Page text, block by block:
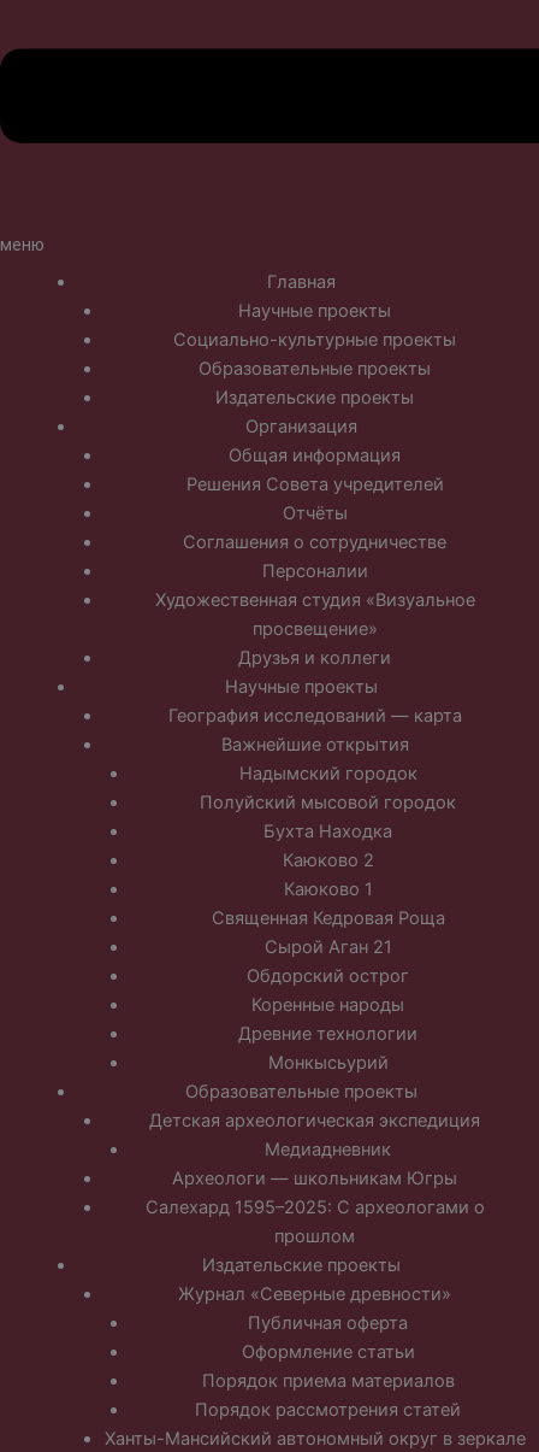
меню
Главная
Научные проекты
Социально-культурные проекты
Образовательные проекты
Издательские проекты
Организация
Общая информация
Решения Совета учредителей
Отчёты
Соглашения о сотрудничестве
Персоналии
Художественная студия «Визуальное
просвещение»
Друзья и коллеги
Научные проекты
География исследований — карта
Важнейшие открытия
Надымский городок
Полуйский мысовой городок
Бухта Находка
Каюково 2
Каюково 1
Священная Кедровая Роща
Сырой Аган 21
Обдорский острог
Коренные народы
Древние технологии
Монкысьурий
Образовательные проекты
Детская археологическая экспедиция
Медиадневник
Археологи — школьникам Югры
Салехард 1595–2025: С археологами о
прошлом
Издательские проекты
Журнал «Северные древности»
Публичная оферта
Оформление статьи
Порядок приема материалов
Порядок рассмотрения статей
Ханты-Мансийский автономный округ в зеркале